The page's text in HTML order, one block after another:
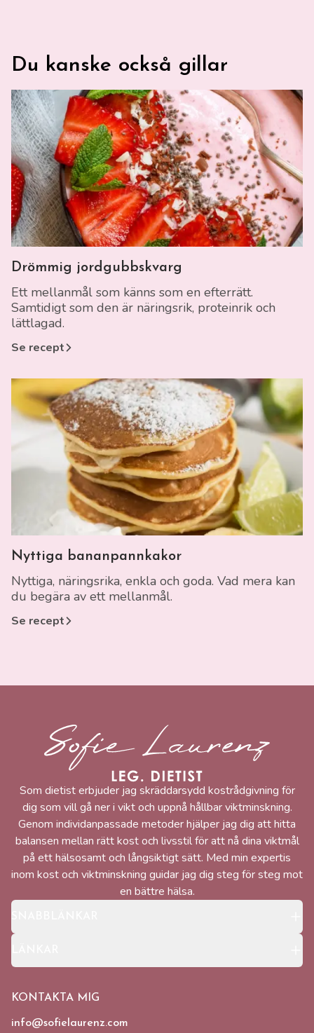
Du kanske också gillar
Drömmig jordgubbskvarg
Ett mellanmål som känns som en efterrätt.
Samtidigt som den är näringsrik, proteinrik och
lättlagad.
Se recept
Nyttiga bananpannkakor
Nyttiga, näringsrika, enkla och goda. Vad mera kan
du begära av ett mellanmål.
Se recept
Sofie Laurenz
Som dietist erbjuder jag skräddarsydd kostrådgivning för
dig som vill gå ner i vikt och uppnå hållbar viktminskning.
Genom individanpassade metoder hjälper jag dig att hitta
balansen mellan rätt kost och livsstil för att nå dina viktmål
på ett hälsosamt och långsiktigt sätt. Med min expertis
inom kost och viktminskning guidar jag dig steg för steg mot
en bättre hälsa.
KONTAKTA MIG
info@sofielaurenz.com